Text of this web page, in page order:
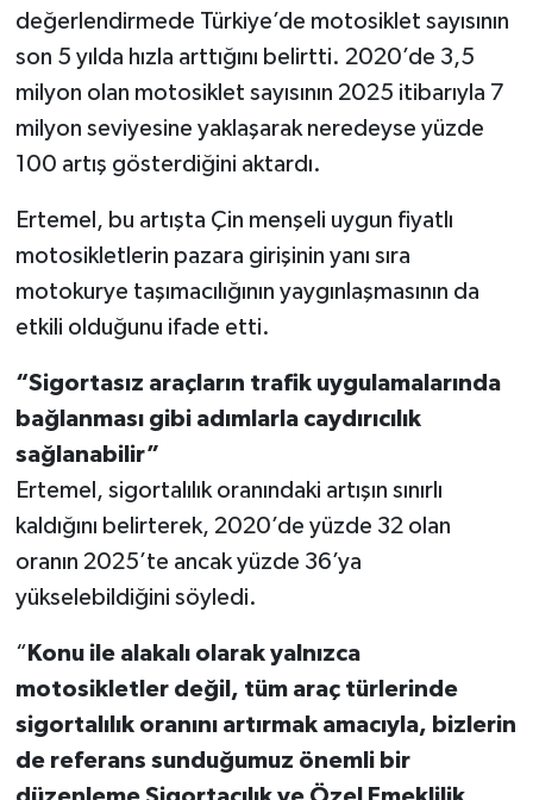
değerlendirmede Türkiye’de motosiklet sayısının
son 5 yılda hızla arttığını belirtti. 2020’de 3,5
milyon olan motosiklet sayısının 2025 itibarıyla 7
milyon seviyesine yaklaşarak neredeyse yüzde
100 artış gösterdiğini aktardı.
Ertemel, bu artışta Çin menşeli uygun fiyatlı
motosikletlerin pazara girişinin yanı sıra
motokurye taşımacılığının yaygınlaşmasının da
etkili olduğunu ifade etti.
“Sigortasız araçların trafik uygulamalarında
bağlanması gibi adımlarla caydırıcılık
sağlanabilir”
Ertemel, sigortalılık oranındaki artışın sınırlı
kaldığını belirterek, 2020’de yüzde 32 olan
oranın 2025’te ancak yüzde 36’ya
yükselebildiğini söyledi.
“ Konu ile alakalı olarak yalnızca
motosikletler değil, tüm araç türlerinde
sigortalılık oranını artırmak amacıyla, bizlerin
de referans sunduğumuz önemli bir